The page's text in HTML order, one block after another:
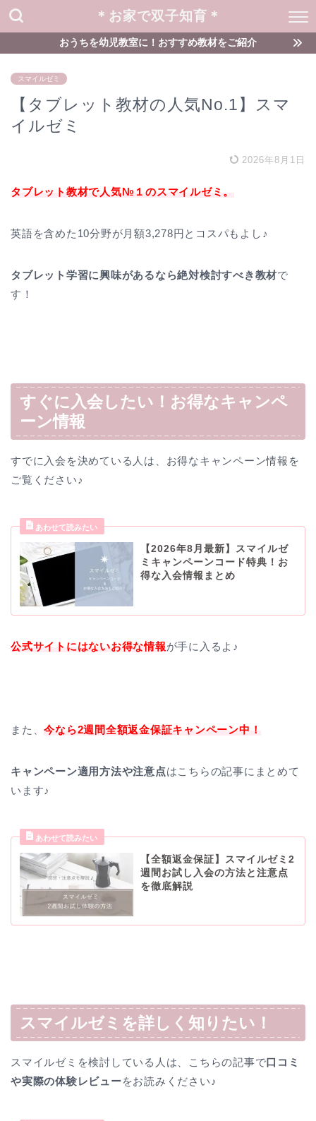
＊お家で双子知育＊
おうちを幼児教室に！おすすめ教材をご紹介
スマイルゼミ
【タブレット教材の人気No.1】スマ
イルゼミ
2026年8月1日
タブレット教材で人気№１のスマイルゼミ。
英語を含めた10分野が月額3,278円とコスパもよし♪
タブレット学習に興味があるなら絶対検討すべき教材で
す！
すぐに入会したい！お得なキャンペ
ーン情報
すでに入会を決めている人は、お得なキャンペーン情報を
ご覧ください♪
【2026年8月最新】スマイルゼ
ミキャンペーンコード特典！お
得な入会情報まとめ
公式サイトにはないお得な情報が手に入るよ♪
また、今なら2週間全額返金保証キャンペーン中！
キャンペーン適用方法や注意点はこちらの記事にまとめて
います♪
【全額返金保証】スマイルゼミ2
週間お試し入会の方法と注意点
を徹底解説
スマイルゼミを詳しく知りたい！
スマイルゼミを検討している人は、こちらの記事で口コミ
や実際の体験レビューをお読みください♪